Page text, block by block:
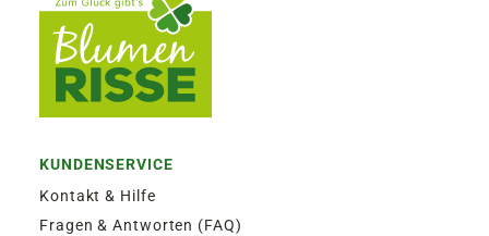
KUNDENSERVICE
Kontakt & Hilfe
Fragen & Antworten (FAQ)